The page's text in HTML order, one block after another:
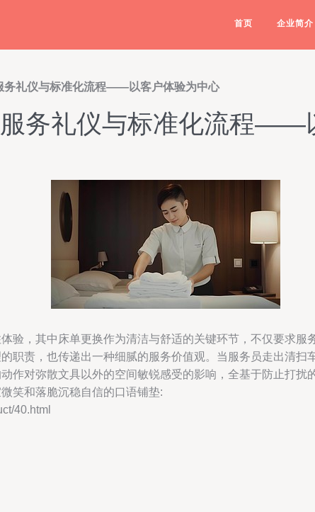
首页 企业简介
务礼仪与标准化流程——以客户体验为中心
务礼仪与标准化流程——
验，其中床单更换作为清洁与舒适的关键环节，不仅要求
职责，也传递出一种细腻的服务价值观。当服务员走出清
作对弥散文具以外的空间敏锐感受的影响，全基于防止打
笑和落脆沉稳自信的口语铺垫:
40.html